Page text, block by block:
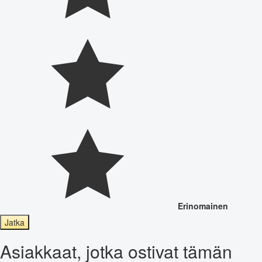
Erinomainen
Jatka
Asiakkaat, jotka ostivat tämän